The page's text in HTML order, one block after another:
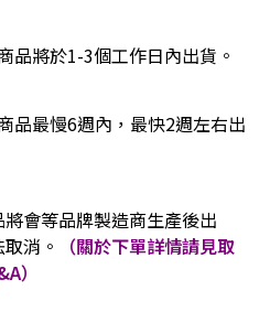
將於1-3個工作日內出貨。
最慢6週內，最快2週左右出
會等品牌製造商生產後出
消。
（關於下單詳情請見取
）